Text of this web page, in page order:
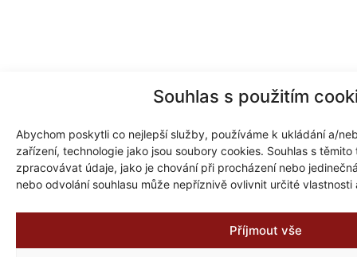
Souhlas s použitím
Abychom poskytli co nejlepší služby, používáme k ukládání a/
zařízení, technologie jako jsou soubory cookies. Souhlas s
zpracovávat údaje, jako je chování při procházení nebo
nebo odvolání souhlasu může nepříznivě ovlivnit určité vlastnosti
Příjmout vše